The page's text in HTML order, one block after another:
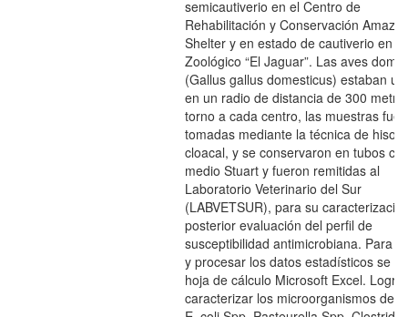
semicautiverio en el Centro de
Rehabilitación y Conservación
Shelter y en estado de cautiverio en el
Zoológico “El Jaguar”. Las aves
(Gallus gallus domesticus) estaban
en un radio de distancia de 300
torno a cada centro, las muestras
tomadas mediante la técnica de
cloacal, y se conservaron en tubos
medio Stuart y fueron remitidas al
Laboratorio Veterinario del Sur
(LABVETSUR), para su
posterior evaluación del perfil de
susceptibilidad antimicrobiana. Para
y procesar los datos estadísticos se
hoja de cálculo Microsoft Excel.
caracterizar los microorganismos del